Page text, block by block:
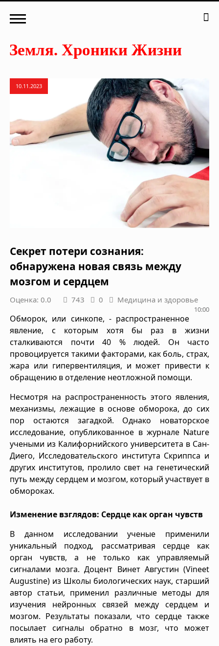
10.11.2023
Секрет потери сознания:
обнаружена новая связь между
мозгом и сердцем
Оценка: 0.0 743 0 Медицина и здоровье
10:00
Обморок, или синкопе, - распространенное
явление, с которым хотя бы раз в жизни
сталкиваются почти 40 % людей. Он часто
провоцируется такими факторами, как боль, страх,
жара или гипервентиляция, и может привести к
обращению в отделение неотложной помощи.
Несмотря на распространенность этого явления,
механизмы, лежащие в основе обморока, до сих
пор остаются загадкой. Однако новаторское
исследование, опубликованное в журнале Nature
учеными из Калифорнийского университета в Сан-
Диего, Исследовательского института Скриппса и
других институтов, пролило свет на генетический
путь между сердцем и мозгом, который участвует в
обмороках.
Изменение взглядов: Сердце как орган чувств
В данном исследовании ученые применили
уникальный подход, рассматривая сердце как
орган чувств, а не только как управляемый
сигналами мозга. Доцент Винет Августин (Vineet
Augustine) из Школы биологических наук, старший
автор статьи, применил различные методы для
изучения нейронных связей между сердцем и
мозгом. Результаты показали, что сердце также
посылает сигналы обратно в мозг, что может
влиять на его работу.